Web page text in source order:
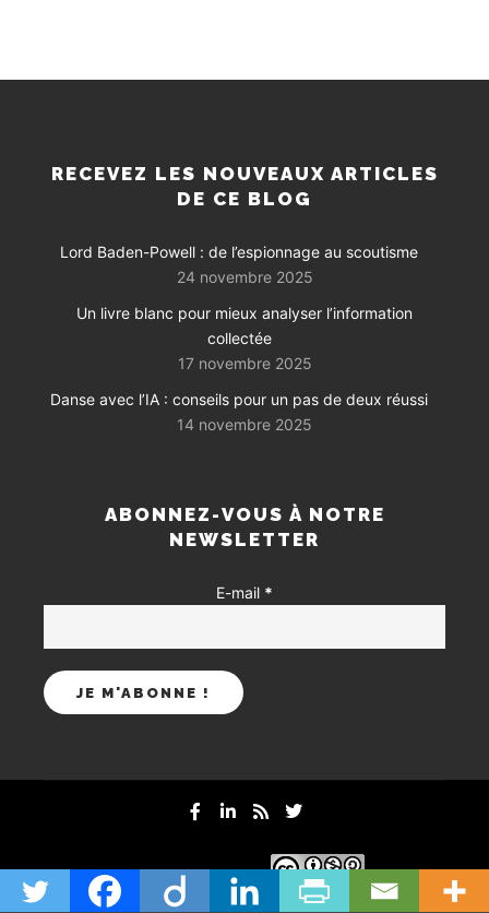
RECEVEZ LES NOUVEAUX ARTICLES
DE CE BLOG
Lord Baden-Powell : de l’espionnage au scoutisme
24 novembre 2025
Un livre blanc pour mieux analyser l’information
collectée
17 novembre 2025
Danse avec l’IA : conseils pour un pas de deux réussi
14 novembre 2025
ABONNEZ-VOUS À NOTRE
NEWSLETTER
E-mail *
mentions-legales